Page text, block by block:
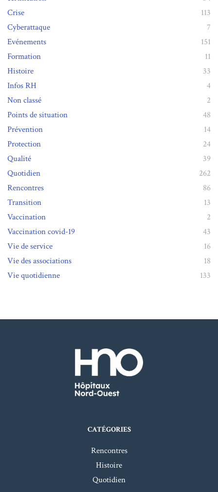
Crise
113
Cyberattaque
7
Evénements
151
Formation
11
Histoire
33
Infos RH
4
Non classé
2
Points de situation
48
Prévention
14
Protection
24
Qualité
39
Quotidien
262
Rencontres
86
Transition
13
Vaccination
2
Vaccination covid-19
43
Vie de service
16
Vie des associations
18
Vie quotidienne
133
CATÉGORIES
Rencontres
Histoire
Quotidien